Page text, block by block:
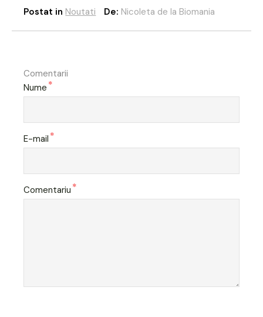
Postat in Noutati De: Nicoleta de la Biomania
Comentarii
Nume *
E-mail *
Comentariu *